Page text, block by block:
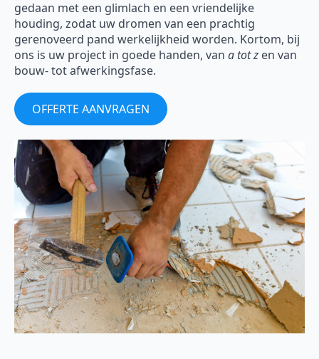
gedaan met een glimlach en een vriendelijke
houding, zodat uw dromen van een prachtig
gerenoveerd pand werkelijkheid worden. Kortom, bij
ons is uw project in goede handen, van a tot z en van
bouw- tot afwerkingsfase.
OFFERTE AANVRAGEN